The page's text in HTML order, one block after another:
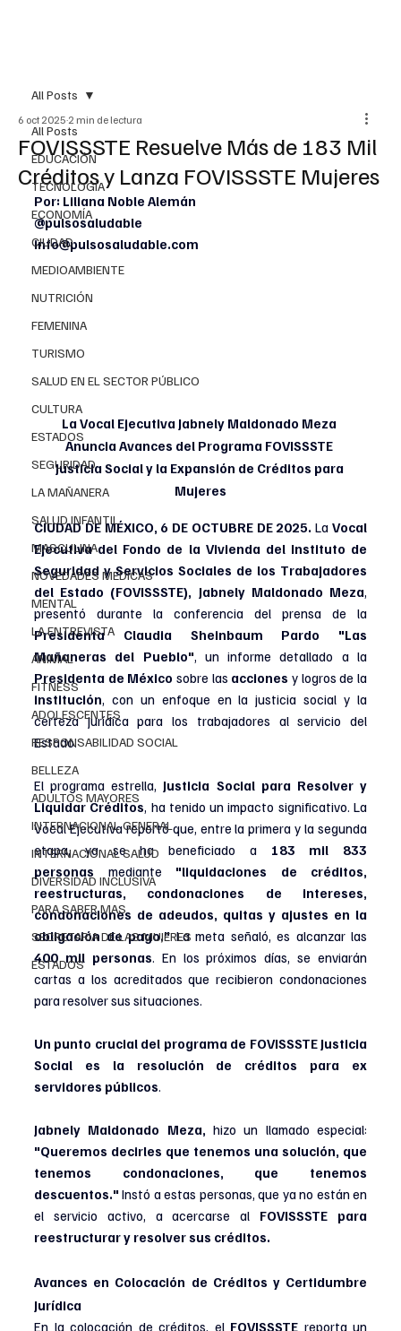
All Posts
EDUCACIÓN
TECNOLOGÍA
ECONOMÍA
CIUDAD
MEDIOAMBIENTE
NUTRICIÓN
FEMENINA
TURISMO
SALUD EN EL SECTOR PÚBLICO
CULTURA
ESTADOS
SEGURIDAD
LA MAÑANERA
SALUD INFANTIL
MASCULINA
NOVEDADES MEDICAS
MENTAL
LA ENTREVISTA
ANIMAL
FITNESS
ADOLESCENTES
RESPONSABILIDAD SOCIAL
BELLEZA
ADULTOS MAYORES
INTERNACIONAL GENERAL
INTERNACIONAL SALUD
DIVERSIDAD INCLUSIVA
PARA SABER MAS
SECRETARIA DE LAS MUJERES
ESTADOS
All Posts
FOVISSSTE Resuelve Más de 183 Mil
Créditos y Lanza FOVISSSTE Mujeres
6 oct 2025 2 min de lectura
Por: Liliana Noble Alemán
@pulsosaludable
info@pulsosaludable.com
La Vocal Ejecutiva Jabnely Maldonado Meza
Anuncia Avances del Programa FOVISSSTE
Justicia Social y la Expansión de Créditos para
Mujeres
CIUDAD DE MÉXICO, 6 DE OCTUBRE DE 2025. La Vocal
Ejecutiva del Fondo de la Vivienda del Instituto de
Seguridad y Servicios Sociales de los Trabajadores
del Estado (FOVISSSTE), Jabnely Maldonado Meza
Presidenta Claudia Sheinbaum Pardo "Las
Mañaneras del Pueblo"
Presidenta de México sobre las acciones
institución , con un enfoque en la justicia social y la
certeza jurídica para los trabajadores al servicio del
Estado.
El programa estrella, Justicia Social para Resolver y
Liquidar Créditos , ha tenido un impacto significativo. La
Vocal Ejecutiva reportó que, entre la primera y la segunda
etapa, ya se ha beneficiado a 183 mil 833
personas mediante "liquidaciones de créditos,
reestructuras, condonaciones de intereses,
condonaciones de adeudos, quitas y ajustes en la
obligación de pago."
400 mil personas . En los próximos días, se enviarán
cartas a los acreditados que recibieron condonaciones
para resolver sus situaciones.
Un punto crucial del programa de FOVISSSTE Justicia
Social es la resolución de créditos para ex
servidores públicos
Jabnely Maldonado Meza,
"Queremos decirles que tenemos una solución, que
tenemos condonaciones, que tenemos
descuentos." Instó a estas personas, que ya no están en
el servicio activo, a acercarse al FOVISSSTE para
reestructurar y resolver sus créditos.
Avances en Colocación de Créditos y Certidumbre
Jurídica
En la colocación de créditos, el FOVISSSTE reporta un